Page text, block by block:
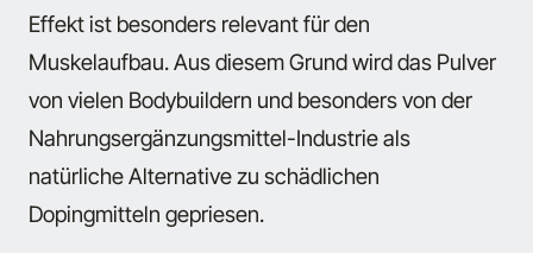
Effekt ist besonders relevant für den
Muskelaufbau. Aus diesem Grund wird das Pulver
von vielen Bodybuildern und besonders von der
Nahrungsergänzungsmittel-Industrie als
natürliche Alternative zu schädlichen
Dopingmitteln gepriesen.